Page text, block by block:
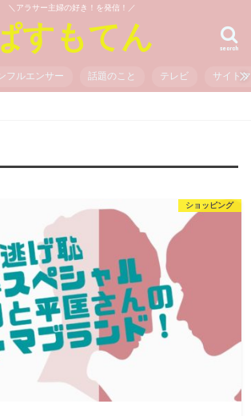
＼アラサー主婦の好き！を発信！／
すもてん search
フルエンサー 話題のこと テレビ サイト
ショッピング